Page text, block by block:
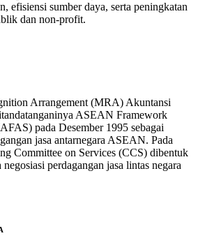
efisiensi sumber daya, serta peningkatan
dan non-profit.
Arrangement (MRA) Akuntansi
ASEAN Framework
pada Desember 1995 sebagai
jasa antarnegara ASEAN. Pada
Committee on Services (CCS) dibentuk
perdagangan jasa lintas negara